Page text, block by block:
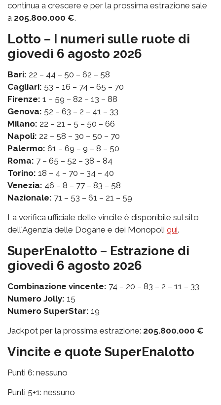
continua a crescere e per la prossima estrazione sale
a 205.800.000 €.
Lotto – I numeri sulle ruote di
giovedì 6 agosto 2026
Bari: 22 – 44 – 50 – 62 – 58
Cagliari: 53 – 16 – 74 – 65 – 70
Firenze: 1 – 59 – 82 – 13 – 88
Genova: 52 – 63 – 2 – 41 – 33
Milano: 22 – 21 – 5 – 50 – 66
Napoli: 22 – 58 – 30 – 50 – 70
Palermo: 61 – 69 – 9 – 8 – 50
Roma: 7 – 65 – 52 – 38 – 84
Torino: 18 – 4 – 70 – 34 – 40
Venezia: 46 – 8 – 77 – 83 – 58
Nazionale: 71 – 53 – 61 – 21 – 59
La verifica ufficiale delle vincite è disponibile sul sito
dell'Agenzia delle Dogane e dei Monopoli qui.
SuperEnalotto – Estrazione di
giovedì 6 agosto 2026
Combinazione vincente: 74 – 20 – 83 – 2 – 11 – 33
Numero Jolly: 15
Numero SuperStar: 19
Jackpot per la prossima estrazione: 205.800.000 €
Vincite e quote SuperEnalotto
Punti 6: nessuno
Punti 5+1: nessuno